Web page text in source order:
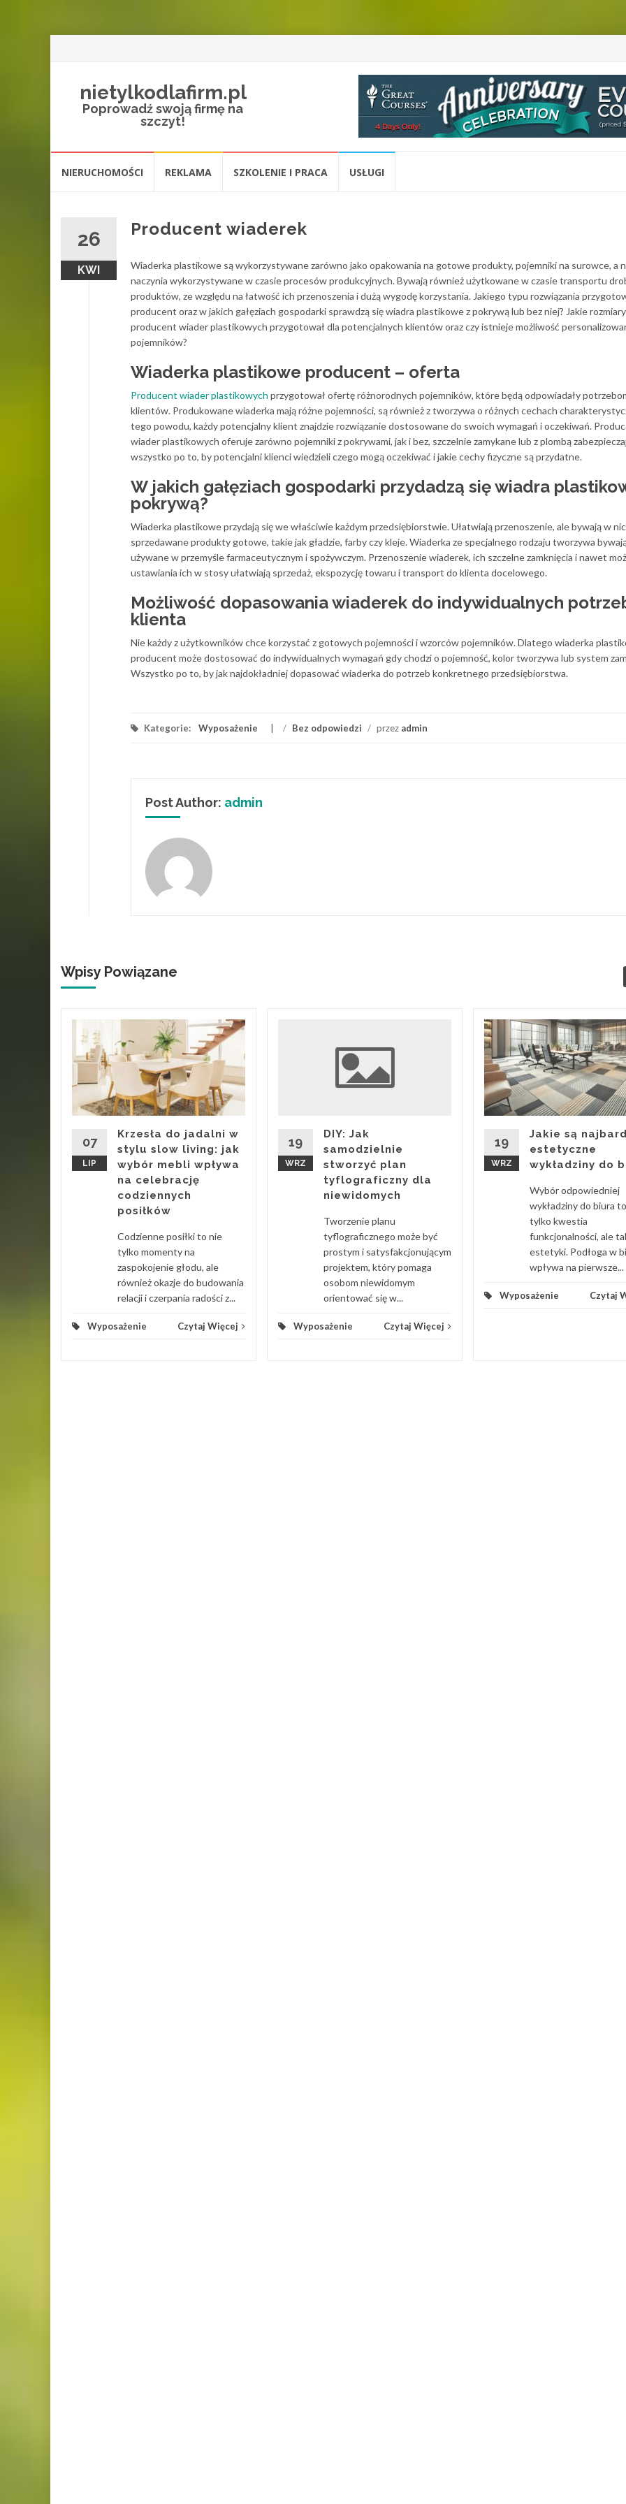
nietylkodlafirm.pl
Poprowadź swoją firmę na
szczyt!
NIERUCHOMOŚCI REKLAMA SZKOLENIE I PRACA USŁUGI
26
KWI
Producent wiaderek
Wiaderka plastikowe są wykorzystywane zarówno jako opakowania na gotowe produkty, pojemniki na surowce, a
naczynia wykorzystywane w czasie procesów produkcyjnych. Bywają również użytkowane w czasie transportu
produktów, ze względu na łatwość ich przenoszenia i dużą wygodę korzystania. Jakiego typu rozwiązania
producent oraz w jakich gałęziach gospodarki sprawdzą się wiadra plastikowe z pokrywą lub bez niej? Jakie rozmiary
producent wiader plastikowych przygotował dla potencjalnych klientów oraz czy istnieje możliwość
pojemników?
Wiaderka plastikowe producent – oferta
Producent wiader plastikowych przygotował ofertę różnorodnych pojemników, które będą odpowiadały
klientów. Produkowane wiaderka mają różne pojemności, są również z tworzywa o różnych cechach
tego powodu, każdy potencjalny klient znajdzie rozwiązanie dostosowane do swoich wymagań i oczekiwań.
wiader plastikowych oferuje zarówno pojemniki z pokrywami, jak i bez, szczelnie zamykane lub z plombą
wszystko po to, by potencjalni klienci wiedzieli czego mogą oczekiwać i jakie cechy fizyczne są przydatne.
W jakich gałęziach gospodarki przydadzą się wiadra
pokrywą?
Wiaderka plastikowe przydają się we właściwie każdym przedsiębiorstwie. Ułatwiają przenoszenie, ale bywają w
sprzedawane produkty gotowe, takie jak gładzie, farby czy kleje. Wiaderka ze specjalnego rodzaju tworzywa
używane w przemyśle farmaceutycznym i spożywczym. Przenoszenie wiaderek, ich szczelne zamknięcia i nawet
ustawiania ich w stosy ułatwiają sprzedaż, ekspozycję towaru i transport do klienta docelowego.
Możliwość dopasowania wiaderek do indywidualnych
klienta
Nie każdy z użytkowników chce korzystać z gotowych pojemności i wzorców pojemników. Dlatego wiaderka
producent może dostosować do indywidualnych wymagań gdy chodzi o pojemność, kolor tworzywa lub system
Wszystko po to, by jak najdokładniej dopasować wiaderka do potrzeb konkretnego przedsiębiorstwa.
Kategorie: Wyposażenie / Bez odpowiedzi / przez admin
Post Author: admin
Wpisy Powiązane
07
LIP
Krzesła do jadalni w
stylu slow living: jak
wybór mebli wpływa
na celebrację
codziennych
posiłków
Codzienne posiłki to nie
tylko momenty na
zaspokojenie głodu, ale
również okazje do budowania
relacji i czerpania radości z...
Wyposażenie Czytaj Więcej
19
WRZ
DIY: Jak
samodzielnie
stworzyć plan
tyflograficzny dla
niewidomych
Tworzenie planu
tyflograficznego może być
prostym i satysfakcjonującym
projektem, który pomaga
osobom niewidomym
orientować się w...
Wyposażenie Czytaj Więcej
19
WRZ
Jakie są
estetyczne
wykładziny do
Wybór odpowiedniej
wykładziny do biura
tylko kwestia
funkcjonalności, ale
estetyki. Podłoga w
wpływa na pierwsze...
Wyposażenie Czytaj